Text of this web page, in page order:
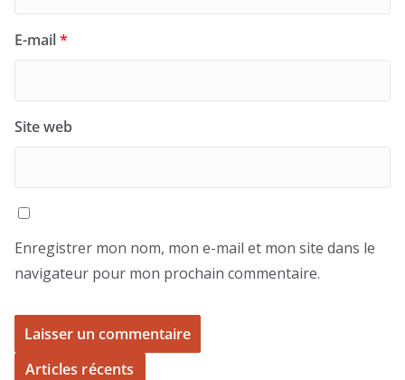
E-mail*
Site web
Enregistrer mon nom, mon e-mail et mon site dans le
navigateur pour mon prochain commentaire.
Articles récents